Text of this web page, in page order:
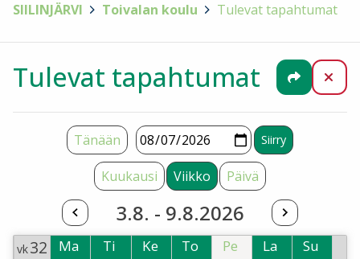
SIILINJÄRVI Toivalan koulu Tulevat tapahtumat
Tulevat tapahtumat Jaa
Kuukausi Viikko Päivä
3.8. - 9.8.2026
Tänään
vk32
Ma
Ti
Ke
To
Pe
La
Su